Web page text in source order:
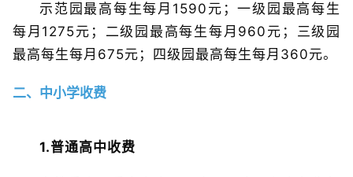
示范园最高每生每月1590元；一级园最高每生
每月1275元；二级园最高每生每月960元；三级园
最高每生每月675元；四级园最高每生每月360元。
二、中小学收费
1.普通高中收费